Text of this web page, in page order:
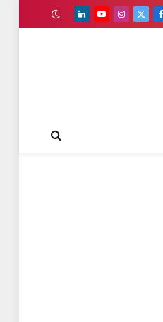
Facebook
X
Instagram
YouTube
LinkedIn